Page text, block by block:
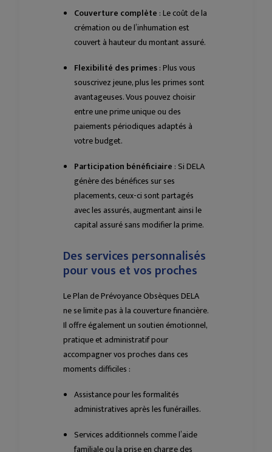
Couverture complète : Le coût de la
crémation ou de l’inhumation est
couvert à hauteur du montant assuré.
Flexibilité des primes: Plus vous
souscrivez jeune, plus les primes sont
avantageuses. Vous pouvez choisir
entre une prime unique ou des
paiements périodiques adaptés à
votre budget.
Participation bénéficiaire : Si DELA
génère des bénéfices sur ses
placements, ceux-ci sont partagés
avec les assurés, augmentant ainsi le
capital assuré sans modifier la prime.
Des services personnalisés
pour vous et vos proches
Le Plan de Prévoyance Obsèques DELA
ne se limite pas à la couverture financière.
Il offre également un soutien émotionnel,
pratique et administratif pour
accompagner vos proches dans ces
moments difficiles :
Assistance pour les formalités
administratives après les funérailles.
Services additionnels comme l’aide
familiale ou la prise en charge des